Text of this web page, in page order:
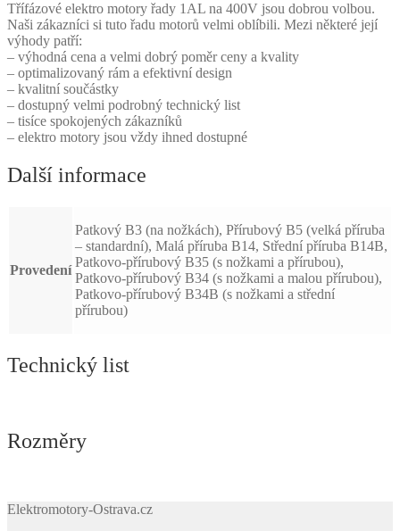
Třífázové elektro motory řady 1AL na 400V jsou dobrou volbou.
Naši zákazníci si tuto řadu motorů velmi oblíbili. Mezi některé její
výhody patří:
– výhodná cena a velmi dobrý poměr ceny a kvality
– optimalizovaný rám a efektivní design
– kvalitní součástky
– dostupný velmi podrobný technický list
– tisíce spokojených zákazníků
– elektro motory jsou vždy ihned dostupné
Další informace
Provedení
Patkový B3 (na nožkách), Přírubový B5 (velká příruba
– standardní), Malá příruba B14, Střední příruba B14B,
Patkovo-přírubový B35 (s nožkami a přírubou),
Patkovo-přírubový B34 (s nožkami a malou přírubou),
Patkovo-přírubový B34B (s nožkami a střední
přírubou)
Technický list
Rozměry
Elektromotory-Ostrava.cz